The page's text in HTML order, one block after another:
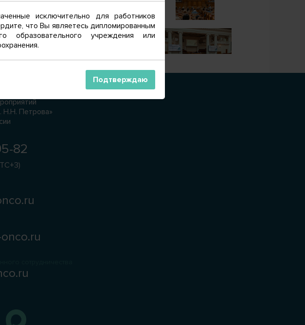
Петрова»
82
исключительно для работников
что Вы являетесь дипломированным
образовательного учреждения или
Подтверждаю